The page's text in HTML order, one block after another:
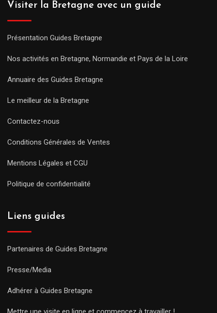
Visiter la Bretagne avec un guide
Présentation Guides Bretagne
Nos activités en Bretagne, Normandie et Pays de la Loire
Annuaire des Guides Bretagne
Le meilleur de la Bretagne
Contactez-nous
Conditions Générales de Ventes
Mentions Légales et CGU
Politique de confidentialité
Liens guides
Partenaires de Guides Bretagne
Presse/Media
Adhérer à Guides Bretagne